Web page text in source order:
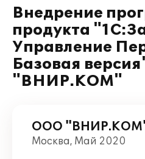
Внедрение
продукта
Управление
Базовая
"ВНИР.КОМ"
ООО
Москва, Май 2020